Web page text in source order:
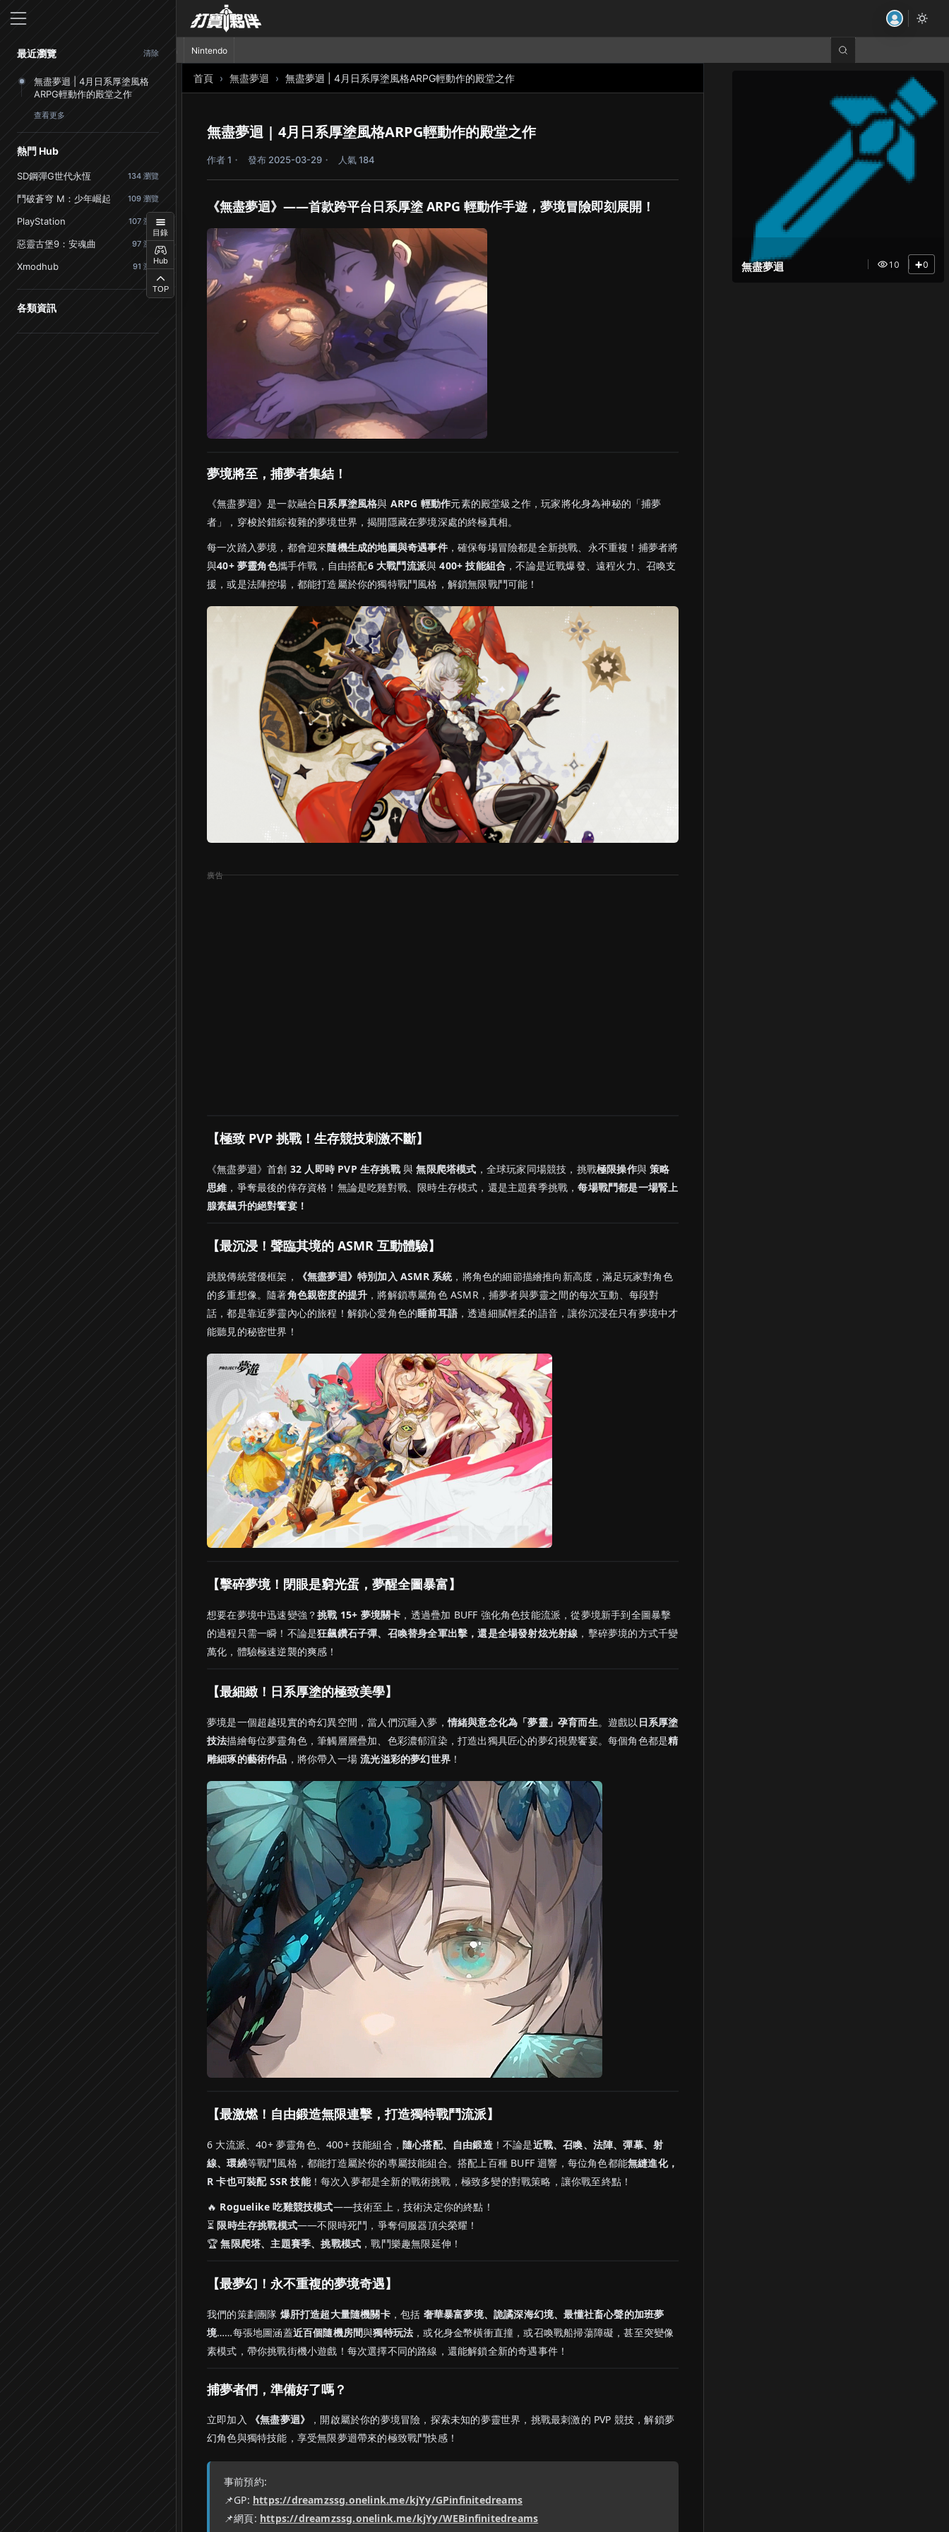
最近瀏覽 清除
無盡夢迴 | 4月日系厚塗風格
ARPG輕動作的殿堂之作
查看更多
熱門 Hub
SD鋼彈G世代永恆 134 瀏覽
鬥破蒼穹 M：少年崛起 109 瀏覽
PlayStation 107 瀏覽
惡靈古堡9：安魂曲 97 瀏覽
Xmodhub 91 瀏覽
各類資訊
首頁 無盡夢迴 無盡夢迴 | 4月日系厚塗風格ARPG輕動作的殿堂之作
無盡夢迴 | 4月日系厚塗風格ARPG輕動作的殿堂之作
作者 1 發布 2025-03-29 人氣 184
《無盡夢迴》——首款跨平台日系厚塗 ARPG 輕動作手遊，夢境冒險即刻展開！
夢境將至，捕夢者集結！
《無盡夢迴》是一款融合日系厚塗風格與 ARPG 輕動作元素的殿堂級之作，玩家將化身為神秘的「捕夢
者」，穿梭於錯綜複雜的夢境世界，揭開隱藏在夢境深處的終極真相。
每一次踏入夢境，都會迎來隨機生成的地圖與奇遇事件，確保每場冒險都是全新挑戰、永不重複！捕夢者將
與40+ 夢靈角色攜手作戰，自由搭配6 大戰鬥流派與400+ 技能組合 ，不論是近戰爆發、遠程火力、召喚支
援，或是法陣控場，都能打造屬於你的獨特戰鬥風格，解鎖無限戰鬥可能！
【極致 PVP 挑戰！生存競技刺激不斷】
《無盡夢迴》首創 32 人即時 PVP 生存挑戰與無限爬塔模式 ，全球玩家同場競技，挑戰極限操作與策略
思維 ，爭奪最後的倖存資格！無論是吃雞對戰、限時生存模式，還是主題賽季挑戰，每場戰鬥都是一場腎上
腺素飆升的絕對饗宴！
【最沉浸！聲臨其境的 ASMR 互動體驗】
跳脫傳統聲優框架， 《無盡夢迴》特別加入 ASMR 系統，將角色的細節描繪推向新高度，滿足玩家對角色
的多重想像。隨著角色親密度的提升 ，將解鎖專屬角色 ASMR，捕夢者與夢靈之間的每次互動、每段對
話，都是靠近夢靈內心的旅程！解鎖心愛角色的睡前耳語 ，透過細膩輕柔的語音，讓你沉浸在只有夢境中才
能聽見的秘密世界！
【擊碎夢境！閉眼是窮光蛋，夢醒全圖暴富】
想要在夢境中迅速變強？挑戰 15+ 夢境關卡 ，透過疊加 BUFF 強化角色技能流派，從夢境新手到全圖暴擊
的過程只需一瞬！不論是狂飆鑽石子彈、召喚替身全軍出擊，還是全場發射炫光射線 ，擊碎夢境的方式千變
萬化，體驗極速逆襲的爽感！
【最細緻！日系厚塗的極致美學】
夢境是一個超越現實的奇幻異空間，當人們沉睡入夢，情緒與意念化為「夢靈」孕育而生。遊戲以 日系厚塗
技法描繪每位夢靈角色，筆觸層層疊加、色彩濃郁渲染，打造出獨具匠心的夢幻視覺饗宴。每個角色都是精
雕細琢的藝術作品 ，將你帶入一場流光溢彩的夢幻世界 ！
【最激燃！自由鍛造無限連擊，打造獨特戰鬥流派】
6 大流派、40+ 夢靈角色、400+ 技能組合， 隨心搭配、自由鍛造！不論是近戰、召喚、法陣、彈幕、射
線、環繞等戰鬥風格，都能打造屬於你的專屬技能組合。搭配上百種 BUFF 迴響，每位角色都能無縫進化，
R 卡也可裝配 SSR 技能！每次入夢都是全新的戰術挑戰，極致多變的對戰策略，讓你戰至終點！
🔥 Roguelike 吃雞競技模式——技術至上，技術決定你的終點！
⏳限時生存挑戰模式——不限時死鬥，爭奪伺服器頂尖榮耀！
🏆無限爬塔、主題賽季、挑戰模式 ，戰鬥樂趣無限延伸！
【最夢幻！永不重複的夢境奇遇】
我們的策劃團隊 爆肝打造超大量隨機關卡，包括 奢華暴富夢境、詭譎深海幻境、最懂社畜心聲的加班夢
境……每張地圖涵蓋近百個隨機房間與獨特玩法 ，或化身金幣橫衝直撞，或召喚戰船掃蕩障礙，甚至突變像
素模式，帶你挑戰街機小遊戲！每次選擇不同的路線，還能解鎖全新的奇遇事件！
捕夢者們，準備好了嗎？
立即加入 《無盡夢迴》
，開啟屬於你的夢境冒險，探索未知的夢靈世界，挑戰最刺激的 PVP 競技，解鎖夢
幻角色與獨特技能，享受無限夢迴帶來的極致戰鬥快感！
事前預約:
📌GP: https://dreamzssg.onelink.me/kjYy/GPinfinitedreams
📌網頁: https://dreamzssg.onelink.me/kjYy/WEBinfinitedreams
目錄
Hub
TOP
無盡夢迴 10 +0
PlayStation Nintendo